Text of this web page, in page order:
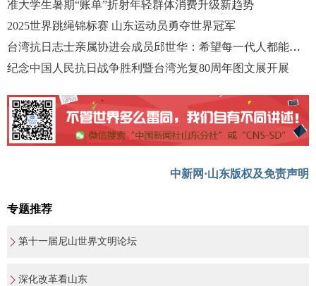
准大学生暑期“账单”折射年轻群体消费升级新趋势
2025世界跳绳锦标赛 山东运动员勇夺世界冠军
台湾抗日志士亲属协进会成员邱世华：希望每一代人都能不忘历史
纪念中国人民抗日战争胜利暨台湾光复80周年图文展开展
中新网·山东版权及免责声明
专题推荐
第十一届尼山世界文明论坛
深化改革看山东